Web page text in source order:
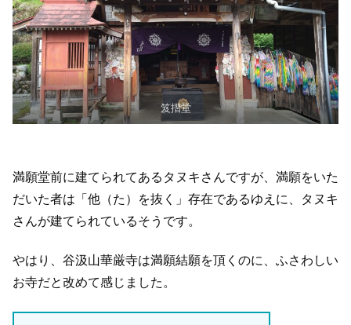
笈摺堂
満願堂前に建てられてあるタヌキさんですが、満願をいた
だいた者は「他（た）を抜く」存在であるゆえに、タヌキ
さんが建てられているそうです。
やはり、谷汲山華厳寺は満願結願を頂くのに、ふさわしい
お寺だと改めて感じました。